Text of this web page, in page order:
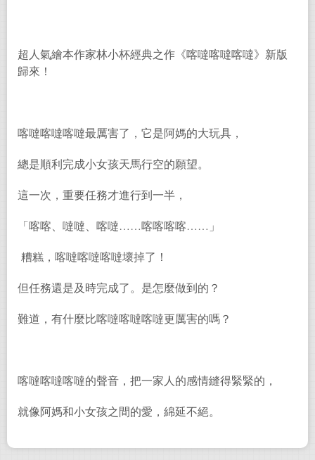
超人氣繪本作家林小杯經典之作《喀噠喀噠喀噠》新版
歸來！
喀噠喀噠喀噠最厲害了，它是阿媽的大玩具，
總是順利完成小女孩天馬行空的願望。
這一次，重要任務才進行到一半，
「喀喀、噠噠、喀噠……喀喀喀喀……」
糟糕，喀噠喀噠喀噠壞掉了！
但任務還是及時完成了。是怎麼做到的？
難道，有什麼比喀噠喀噠喀噠更厲害的嗎？
喀噠喀噠喀噠的聲音，把一家人的感情縫得緊緊的，
就像阿媽和小女孩之間的愛，綿延不絕。